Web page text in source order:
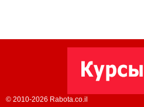
© 2010-2026 Rabota.co.il